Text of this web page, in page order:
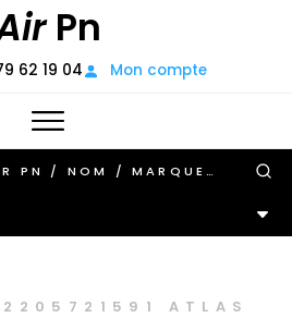
Pn
62 19 04 Mon compte
2205721591 ATLAS